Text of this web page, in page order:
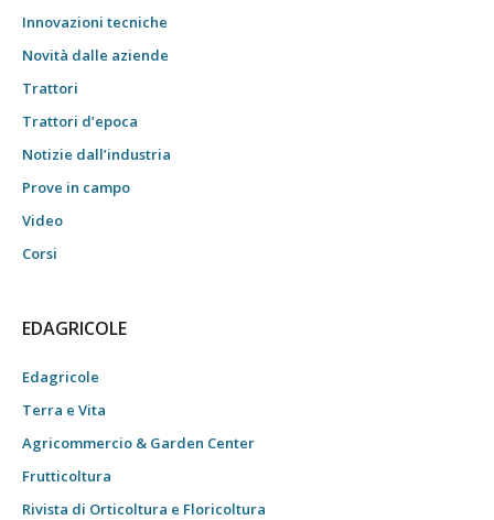
Innovazioni tecniche
Novità dalle aziende
Trattori
Trattori d’epoca
Notizie dall’industria
Prove in campo
Video
Corsi
EDAGRICOLE
Edagricole
Terra e Vita
Agricommercio & Garden Center
Frutticoltura
Rivista di Orticoltura e Floricoltura